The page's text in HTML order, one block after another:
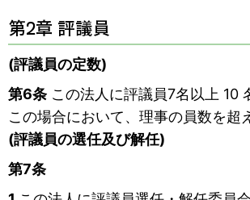
第2章 評議員
(評議員の定数)
第6条 この法人に評議員7名以上 10
この場合において、理事の員数を超
(評議員の選任及び解任)
第7条